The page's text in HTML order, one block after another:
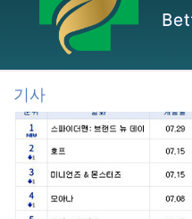
기사